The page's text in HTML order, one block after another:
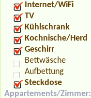
Internet/WiFi
TV
Kühlschrank
Kochnische/Herd
Geschirr
Bettwäsche
Aufbettung
Steckdose
Appartements/Zimmer: